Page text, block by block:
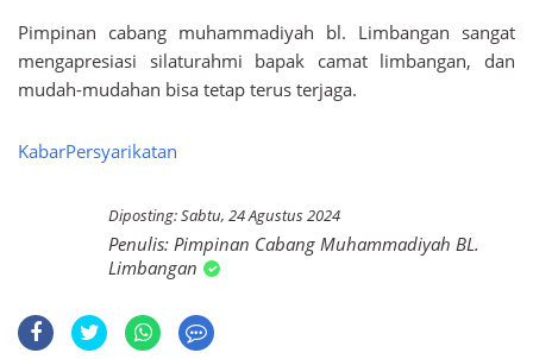
Pimpinan cabang muhammadiyah bl. Limbangan sangat
mengapresiasi silaturahmi bapak camat limbangan, dan
mudah-mudahan bisa tetap terus terjaga.
KabarPersyarikatan
Sabtu, 24 Agustus 2024
Pimpinan Cabang Muhammadiyah BL.
Limbangan